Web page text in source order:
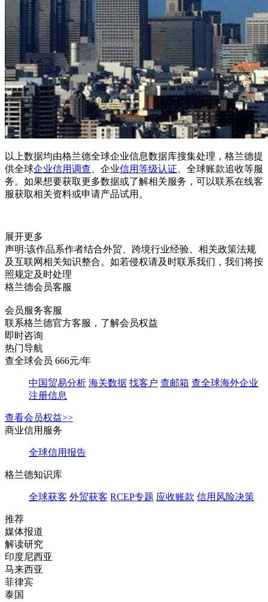
以上数据均由格兰德全球企业信息数据库搜集处理，格兰德提
供全球企业信用调查 、企业信用等级认证 、全球账款追收等服
务。如果想要获取更多数据或了解相关服务，可以联系在线客
服获取相关资料或申请产品试用。
展开更多
声明:该作品系作者结合外贸、跨境行业经验、相关政策法规
及互联网相关知识整合。如若侵权请及时联系我们，我们将按
照规定及时处理
格兰德会员客服
会员服务客服
联系格兰德官方客服，了解会员权益
即时咨询
热门导航
查全球会员 666元/年
中国贸易分析 海关数据 找客户 查邮箱 查全球海外企业
注册信息
查看会员权益>>
商业信用服务
全球信用报告
格兰德知识库
全球获客 外贸获客 RCEP专题 应收账款 信用风险决策
推荐
媒体报道
解读研究
印度尼西亚
马来西亚
菲律宾
泰国